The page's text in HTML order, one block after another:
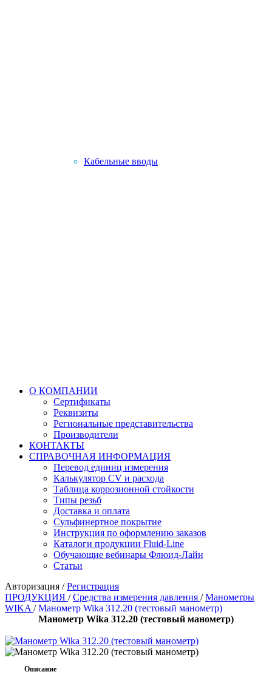
Кабельные вводы
О КОМПАНИИ
Сертификаты
Реквизиты
Региональные представительства
Производители
КОНТАКТЫ
СПРАВОЧНАЯ ИНФОРМАЦИЯ
Перевод единиц измерения
Калькулятор CV и расхода
Таблица коррозионной стойкости
Типы резьб
Доставка и оплата
Сульфинертное покрытие
Инструкция по оформлению заказов
Каталоги продукции Fluid-Line
Обучающие вебинары Флюид-Лайн
Статьи
Авторизация /Регистрация
ПРОДУКЦИЯ /Средства измерения давления /Манометры
WIKA /Манометр Wika 312.20 (тестовый манометр)
Манометр Wika 312.20 (тестовый манометр)
Описание